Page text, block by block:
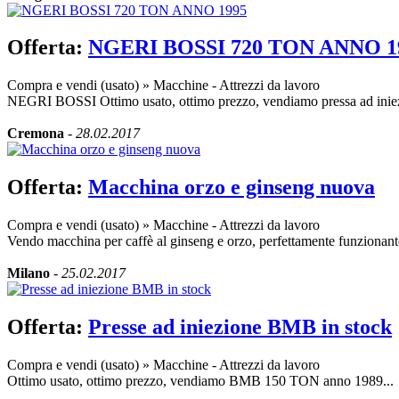
Offerta: NGERI BOSSI 720 TON ANNO
Compra e vendi (usato) » Macchine - Attrezzi da lavoro
NEGRI BOSSI Ottimo usato, ottimo prezzo, vendiamo pressa ad
Cremona - 28.02.2017
Offerta: Macchina orzo e ginseng nuova
Compra e vendi (usato) » Macchine - Attrezzi da lavoro
Vendo macchina per caffè al ginseng e orzo, perfettamente
Milano - 25.02.2017
Offerta: Presse ad iniezione BMB in stock
Compra e vendi (usato) » Macchine - Attrezzi da lavoro
Ottimo usato, ottimo prezzo, vendiamo BMB 150 TON anno 1989...